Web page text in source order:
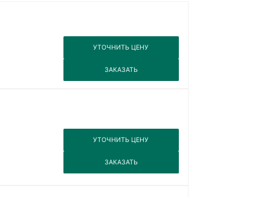
УТОЧНИТЬ ЦЕНУ
ЗАКАЗАТЬ
УТОЧНИТЬ ЦЕНУ
ЗАКАЗАТЬ